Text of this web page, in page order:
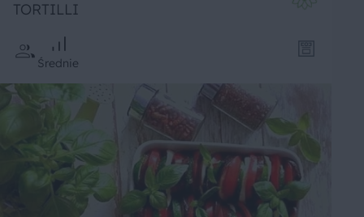
TORTILLI
Średnie